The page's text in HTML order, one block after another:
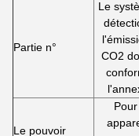
Partie n°
Le
CO2
Le pouvoir